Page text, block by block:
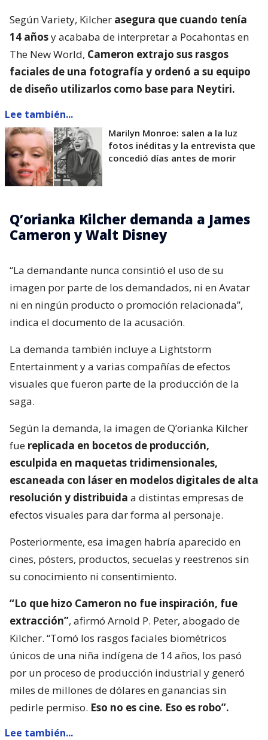
Según Variety, Kilcher asegura que cuando tenía
14 añosy acababa de interpretar a Pocahontas en
The New World, Cameron extrajo sus rasgos
faciales de una fotografía y ordenó a su equipo
de diseño utilizarlos como base para Neytiri.
Lee también...
Marilyn Monroe: salen a la luz
fotos inéditas y la entrevista que
concedió días antes de morir
Q’orianka Kilcher demanda a James
Cameron y Walt Disney
“La demandante nunca consintió el uso de su
imagen por parte de los demandados, ni en Avatar
ni en ningún producto o promoción relacionada”,
indica el documento de la acusación.
La demanda también incluye a Lightstorm
Entertainment y a varias compañías de efectos
visuales que fueron parte de la producción de la
saga.
Según la demanda, la imagen de Q’orianka Kilcher
fue replicada en bocetos de producción,
esculpida en maquetas tridimensionales,
escaneada con láser en modelos digitales de alta
resolución y distribuida a distintas empresas de
efectos visuales para dar forma al personaje.
Posteriormente, esa imagen habría aparecido en
cines, pósters, productos, secuelas y reestrenos sin
su conocimiento ni consentimiento.
“Lo que hizo Cameron no fue inspiración, fue
extracción”, afirmó Arnold P. Peter, abogado de
Kilcher. “Tomó los rasgos faciales biométricos
únicos de una niña indígena de 14 años, los pasó
por un proceso de producción industrial y generó
miles de millones de dólares en ganancias sin
pedirle permiso. Eso no es cine. Eso es robo”.
Lee también...